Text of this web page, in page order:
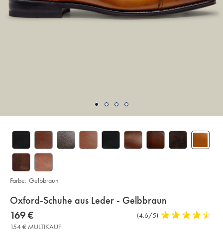
details
about
product:
Oxford-Schuhe aus Leder - Gelbbraun
Details
schuhe-
leder-
now
169
€
169 € Produktrezensionen
(4.6/5) 4,6
154 € MULTIKAUF
Farbe: Gelbbraun